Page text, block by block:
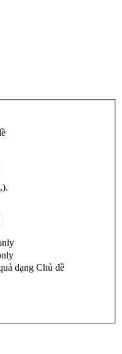
dạng Chủ đề